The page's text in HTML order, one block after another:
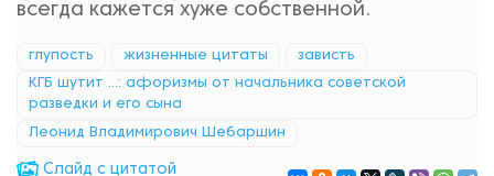
всегда кажется хуже собственной.
глупость жизненные цитаты зависть
КГБ шутит ...: афоризмы от начальника советской
разведки и его сына
Леонид Владимирович Шебаршин
Cлайд с цитатой